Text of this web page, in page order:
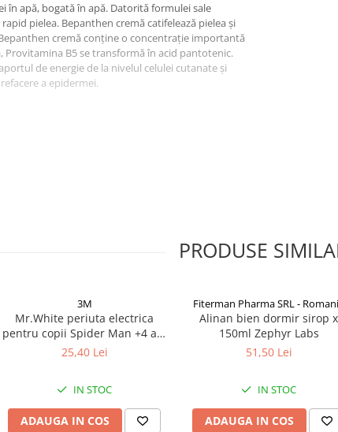
în apă, bogată în apă. Datorită formulei sale
pielea. Bepanthen cremă catifelează pielea și
cremă conține o concentrație importantă
Provitamina B5 se transformă în acid pantotenic.
de energie de la nivelul celulei cutanate și
a epidermei.
la iritații.
cremă susține procesul natural de refacere a
PRODUSE
3M
Mr.White periuta electrica
pentru copii Spider Man +4 ani
Zephyr Labs
25,40 Lei
IN STOC
ADAUGA IN COS
Fiterman Pharma SRL -
Alinan bien dormir sirop x
150ml Zephyr Labs
51,50 Lei
IN STOC
ADAUGA IN COS